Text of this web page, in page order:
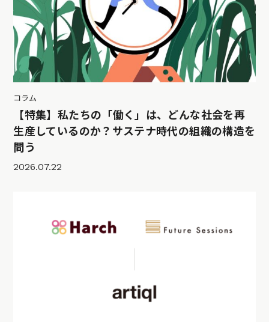
コラム
【特集】私たちの「働く」は、どんな社会を再
生産しているのか？サステナ時代の組織の構造を
問う
2026.07.22